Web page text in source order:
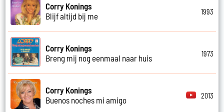
Corry Konings
Blijf altijd bij me
1993
Corry Konings
Breng mij nog eenmaal naar huis
1973
Corry Konings
Buenos noches mi amigo
2013